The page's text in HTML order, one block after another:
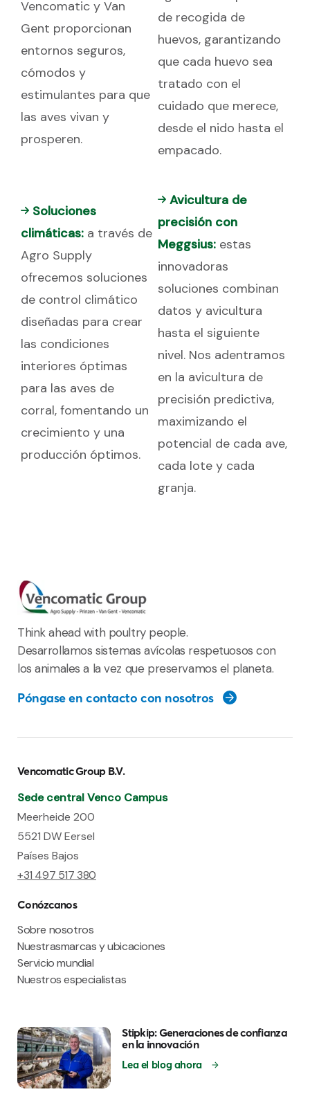
Vencomatic y Van
Gent proporcionan
entornos seguros,
cómodos y
estimulantes para que
las aves vivan y
prosperen.
de recogida de
huevos, garantizando
que cada huevo sea
tratado con el
cuidado que merece,
desde el nido hasta el
empacado.
Soluciones
climáticas: a través de
Agro Supply
ofrecemos soluciones
de control climático
diseñadas para crear
las condiciones
interiores óptimas
para las aves de
corral, fomentando un
crecimiento y una
producción óptimos.
Avicultura de
precisión con
Meggsius: estas
innovadoras
soluciones combinan
datos y avicultura
hasta el siguiente
nivel. Nos adentramos
en la avicultura de
precisión predictiva,
maximizando el
potencial de cada ave,
cada lote y cada
granja.
Think ahead with poultry people.
Desarrollamos sistemas avícolas respetuosos con
los animales a la vez que preservamos el planeta.
Póngase en contacto con nosotros
Vencomatic Group B.V.
Sede central Venco Campus
Meerheide 200
5521 DW Eersel
Países Bajos
+31 497 517 380
Conózcanos
Sobre nosotros
Nuestrasmarcas y ubicaciones
Servicio mundial
Nuestros especialistas
Stipkip: Generaciones de confianza
en la innovación
Lea el blog ahora